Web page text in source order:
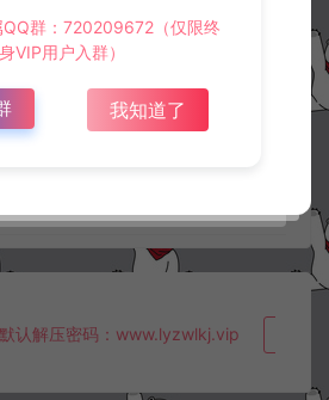
参考学习使用，不存在任何商业目的与商
2D横版射击手游【崩坏学园2】客户端源
默认解压密码：www.lyzwlkj.vip
QQ群：720209672（仅限终
身VIP用户入群）
我知道了